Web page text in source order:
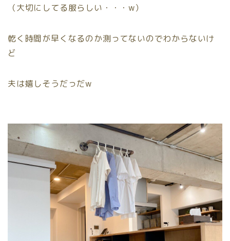
（大切にしてる服らしい・・・w）
乾く時間が早くなるのか測ってないのでわからないけ
ど
夫は嬉しそうだっだw